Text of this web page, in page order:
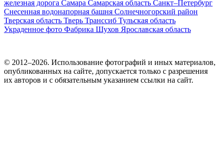
железная дорога Самара Самарская область Санкт–Петербург
Снесенная водонапорная башня Солнечногорский район
Тверская область Тверь Транссиб Тульская область
Украденное фото Фабрика Шухов Ярославская область
© 2012–2026. Использование фотографий и иных материалов,
опубликованных на сайте, допускается только с разрешения
их авторов и c обязательным указанием ссылки на сайт.